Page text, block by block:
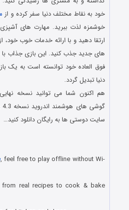
خود به نقاط مختلف دنیا سفر کرده و از
خوشمزه لذت ببرید. مهارت های
ارتقا دهید و با ارائه خدمات خوب
های جدید جذب کنید. این بازی جذاب با
فوق العاده خود توانسته است به یک
دنیا تبدیل گردد.
هم اکنون شما می توانید نسخه
سایت دوستی ها به رایگان دانلود کنید…
, feel free to play offline without Wi-
real recipes to cook & bake